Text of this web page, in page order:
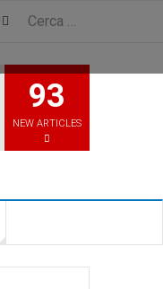
93
NEW ARTICLES